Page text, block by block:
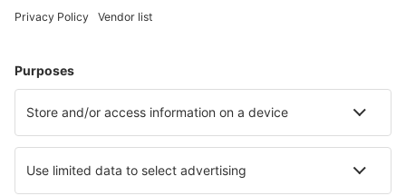
Meist gesuchte Unterkünfte von eSky Nutzern
Unterkunft in Shanghai Unterkunft in Hangzhou
Unterkunft in Shenzhen Unterkunft in Dezhou